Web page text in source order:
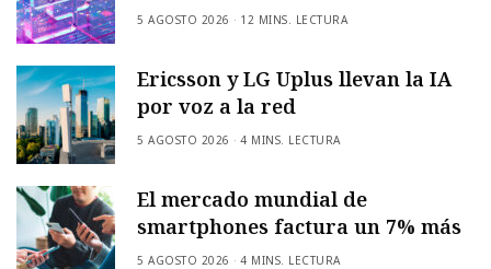
5 AGOSTO 2026 12 MINS. LECTURA
Ericsson y LG Uplus llevan la IA
por voz a la red
5 AGOSTO 2026 4 MINS. LECTURA
El mercado mundial de
smartphones factura un 7% más
5 AGOSTO 2026 4 MINS. LECTURA